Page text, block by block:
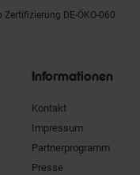
Zertifizierung DE-ÖKO-060
Informationen
Kontakt
Impressum
Partnerprogramm
Presse